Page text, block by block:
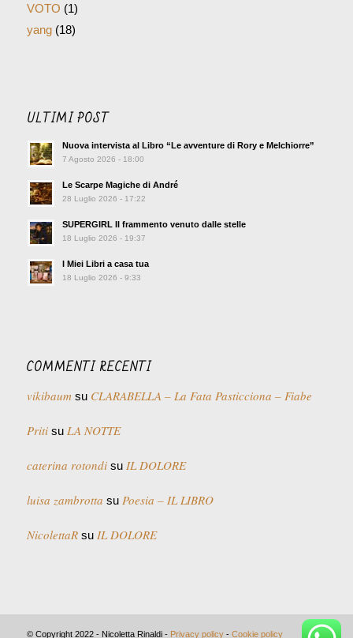
VOTO (1)
yang(18)
ULTIMI POST
Nuova intervista al Libro “Le avventure di Rory e Melchiorre”
7 Agosto 2026 - 18:00
Le Scarpe Magiche di André
28 Luglio 2026 - 17:22
SUPERGIRL Il frammento venuto dalle stelle
18 Luglio 2026 - 19:37
I Miei Libri a casa tua
18 Luglio 2026 - 9:33
COMMENTI RECENTI
vikibaumsu CLARABELLA – La Fata Pasticciona – Fiabe
Pritisu LA NOTTE
caterina rotondisu IL DOLORE
luisa zambrotta su Poesia – IL LIBRO
NicolettaRsu IL DOLORE
© Copyright 2022 - Nicoletta Rinaldi - Privacy policy- Cookie policy